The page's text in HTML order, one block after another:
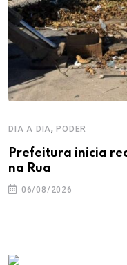
DIA A DIA,PODER
Prefeitura inicia
na Rua
06/08/2026